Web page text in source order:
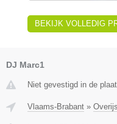
BEKIJK VOLLEDIG
DJ Marc1
Niet gevestigd in de
Vlaams-Brabant »